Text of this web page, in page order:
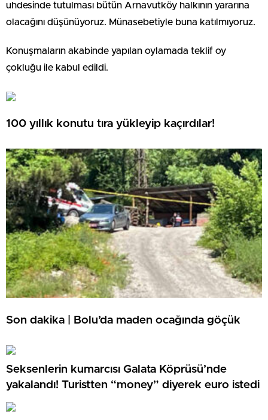
uhdesinde tutulması bütün Arnavutköy halkının yararına
olacağını düşünüyoruz. Münasebetiyle buna katılmıyoruz.
Konuşmaların akabinde yapılan oylamada teklif oy
çokluğu ile kabul edildi.
100 yıllık konutu tıra yükleyip kaçırdılar!
Son dakika | Bolu’da maden ocağında göçük
Seksenlerin kumarcısı Galata Köprüsü’nde
yakalandı! Turistten “money” diyerek euro istedi